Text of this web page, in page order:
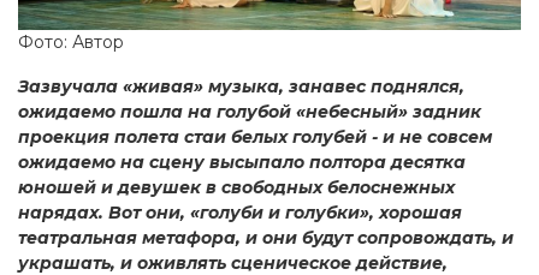
Фото: Автор
Зазвучала «живая» музыка, занавес поднялся,
ожидаемо пошла на голубой «небесный» задник
проекция полета стаи белых голубей - и не совсем
ожидаемо на сцену высыпало полтора десятка
юношей и девушек в свободных белоснежных
нарядах. Вот они, «голуби и голубки», хорошая
театральная метафора, и они будут сопровождать, и
украшать, и оживлять сценическое действие,